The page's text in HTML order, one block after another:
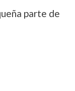
parte de